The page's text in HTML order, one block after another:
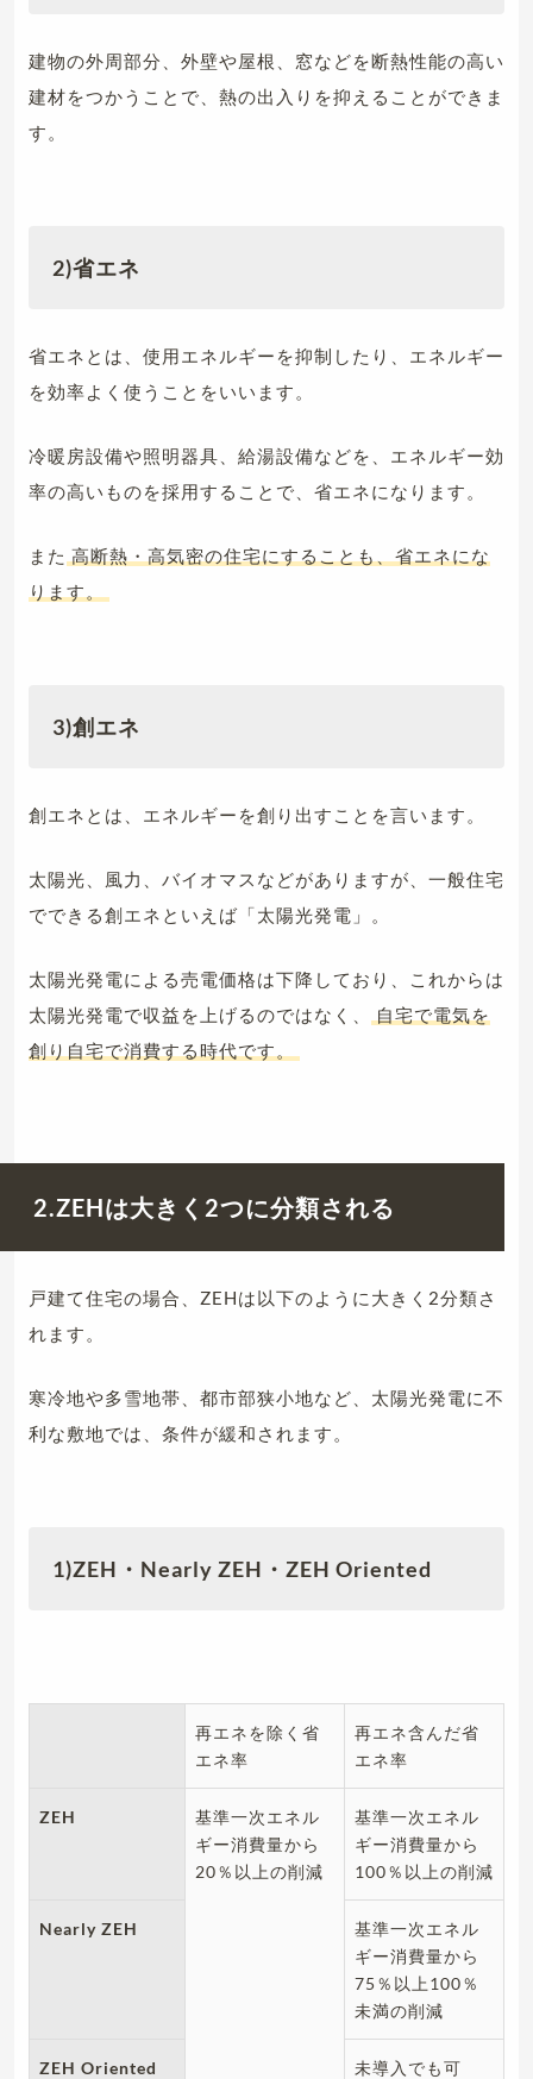
建物の外周部分、外壁や屋根、窓などを断熱性能の高い
建材をつかうことで、熱の出入りを抑えることができま
す。
2)省エネ
省エネとは、使用エネルギーを抑制したり、エネルギー
を効率よく使うことをいいます。
冷暖房設備や照明器具、給湯設備などを、エネルギー効
率の高いものを採用することで、省エネになります。
また 高断熱・高気密の住宅にすることも、省エネにな
ります。
3)創エネ
創エネとは、エネルギーを創り出すことを言います。
太陽光、風力、バイオマスなどがありますが、一般住宅
でできる創エネといえば「太陽光発電」。
太陽光発電による売電価格は下降しており、これからは
太陽光発電で収益を上げるのではなく、
自宅で電気を
創り自宅で消費する時代です。
2.ZEHは大きく2つに分類される
戸建て住宅の場合、ZEHは以下のように大きく2分類さ
れます。
寒冷地や多雪地帯、都市部狭小地など、太陽光発電に不
利な敷地では、条件が緩和されます。
1)ZEH・Nearly ZEH・ZEH Oriented
再エネを除く省
エネ率
再エネ含んだ省
エネ率
ZEH
基準一次エネル
ギー消費量から
20％以上の削減
基準一次エネル
ギー消費量から
100％以上の削減
Nearly ZEH
基準一次エネル
ギー消費量から
75％以上100％
未満の削減
ZEH Oriented 未導入でも可